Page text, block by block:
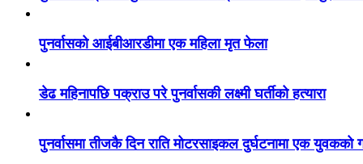
पुनर्वासको आईबीआरडीमा एक महिला मृत फेला
डेढ महिनापछि पक्राउ परे पुनर्वासकी लक्ष्मी घर्तीको हत्यारा
पुनर्वासमा तीजकै दिन राति मोटरसाइकल दुर्घटनामा एक युवकको